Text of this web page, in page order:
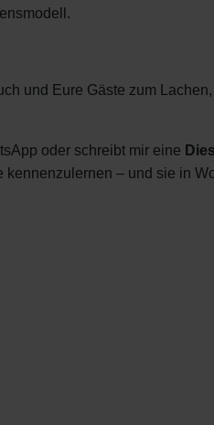
und Eure Gäste zum
oder schreibt mir eine
kennenzulernen – und sie in